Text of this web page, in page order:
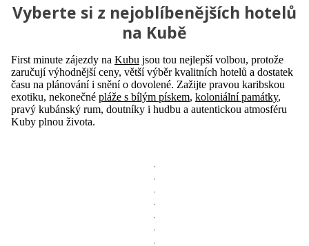
Vyberte si z nejoblíbenějších hotelů
na Kubě
First minute zájezdy na Kubu jsou tou nejlepší volbou, protože
zaručují výhodnější ceny, větší výběr kvalitních hotelů a dostatek
času na plánování i snění o dovolené. Zažijte pravou karibskou
exotiku, nekonečné pláže s bílým pískem, koloniální památky,
pravý kubánský rum, doutníky i hudbu a autentickou atmosféru
Kuby plnou života.